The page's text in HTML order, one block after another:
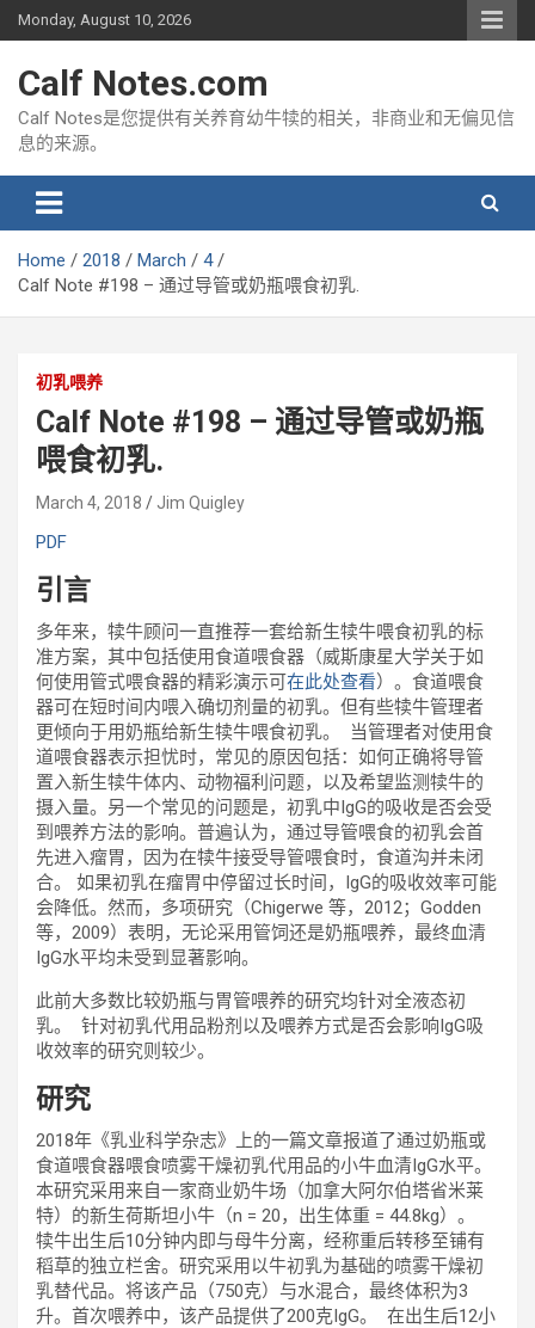
Skip
to
Monday, August 10, 2026
Calf Notes.com
Calf Notes是您提供有关养育幼牛犊的相关，非商业和无偏见信
息的来源。
Home 2018 March
4
Calf Note #198 – 通过导管或奶瓶喂食初乳.
初乳喂养
Calf Note #198 – 通过导管或奶瓶
喂食初乳.
March 4, 2018 Jim Quigley
PDF
引言
多年来，犊牛顾问一直推荐一套给新生犊牛喂食初乳的标
准方案，其中包括使用食道喂食器（威斯康星大学关于如
何使用管式喂食器的精彩演示可在此处查看）。食道喂食
器可在短时间内喂入确切剂量的初乳。但有些犊牛管理者
更倾向于用奶瓶给新生犊牛喂食初乳。 当管理者对使用食
道喂食器表示担忧时，常见的原因包括：如何正确将导管
置入新生犊牛体内、动物福利问题，以及希望监测犊牛的
摄入量。另一个常见的问题是，初乳中IgG的吸收是否会受
到喂养方法的影响。普遍认为，通过导管喂食的初乳会首
先进入瘤胃，因为在犊牛接受导管喂食时，食道沟并未闭
合。 如果初乳在瘤胃中停留过长时间，IgG的吸收效率可能
会降低。然而，多项研究（Chigerwe 等，2012；Godden
等，2009）表明，无论采用管饲还是奶瓶喂养，最终血清
IgG水平均未受到显著影响。
此前大多数比较奶瓶与胃管喂养的研究均针对全液态初
乳。 针对初乳代用品粉剂以及喂养方式是否会影响IgG吸
收效率的研究则较少。
研究
2018年《乳业科学杂志》上的一篇文章报道了通过奶瓶或
食道喂食器喂食喷雾干燥初乳代用品的小牛血清IgG水平。
本研究采用来自一家商业奶牛场（加拿大阿尔伯塔省米莱
特）的新生荷斯坦小牛（n = 20，出生体重 = 44.8kg）。
犊牛出生后10分钟内即与母牛分离，经称重后转移至铺有
稻草的独立栏舍。研究采用以牛初乳为基础的喷雾干燥初
乳替代品。将该产品（750克）与水混合，最终体积为3
升。首次喂养中，该产品提供了200克IgG。 在出生后12小